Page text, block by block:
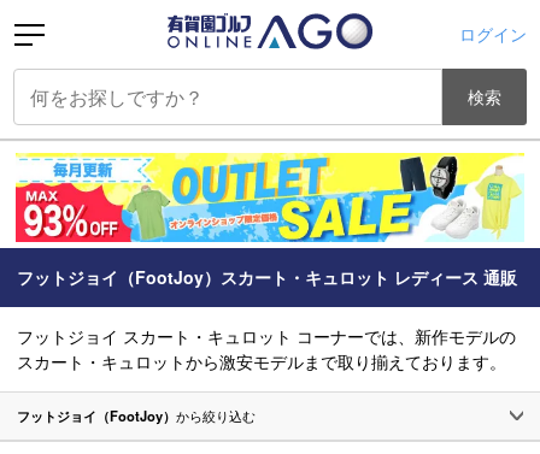
ログイン
検索
フットジョイ（FootJoy）スカート・キュロット レディース 通販
フットジョイ スカート・キュロット コーナーでは、新作モデルの
スカート・キュロットから激安モデルまで取り揃えております。
フットジョイ（FootJoy） から絞り込む